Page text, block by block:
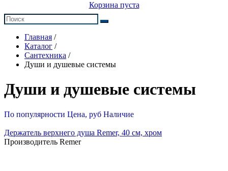
Корзина пуста
Главная /
Каталог /
Сантехника /
Души и душевые системы
Души и душевые системы
По популярности Цена, руб Наличие
Держатель верхнего душа Remer, 40 см, хром
Производитель Remer